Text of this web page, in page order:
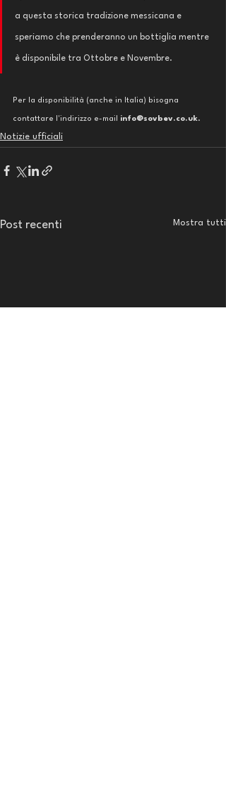
a questa storica tradizione messicana e
speriamo che prenderanno un bottiglia mentre
è disponibile tra Ottobre e Novembre.
Per la disponibilità (anche in Italia) bisogna
contattare l'indirizzo e-mail info@sovbev.co.uk.
Notizie ufficiali
Post recenti Mostra tutti